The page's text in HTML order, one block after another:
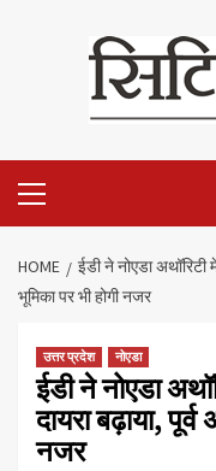
HOME
ईडी ने नोएडा अथॉरिटी
भूमिका पर भी होगी नजर
उत्तर प्रदेश नोएडा
ईडी ने नोएडा
दायरा बढ़ाया,
नजर